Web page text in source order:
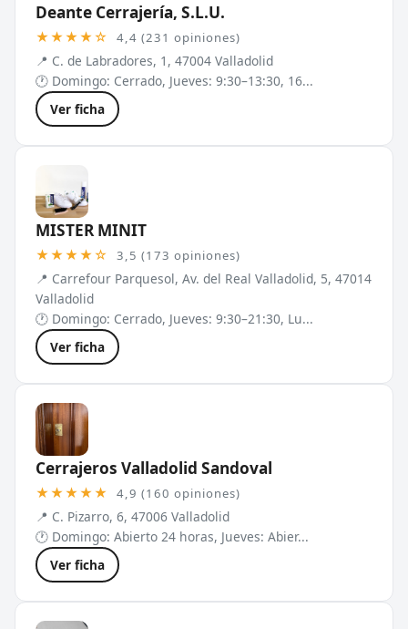
Deante Cerrajería, S.L.U.
★★★★☆ 4,4 (231 opiniones)
📍 C. de Labradores, 1, 47004 Valladolid
🕐 Domingo: Cerrado, Jueves: 9:30–13:30, 16...
Ver ficha
MISTER MINIT
★★★★☆ 3,5 (173 opiniones)
📍 Carrefour Parquesol, Av. del Real Valladolid, 5, 47014
Valladolid
🕐 Domingo: Cerrado, Jueves: 9:30–21:30, Lu...
Ver ficha
Cerrajeros Valladolid Sandoval
★★★★★ 4,9 (160 opiniones)
📍 C. Pizarro, 6, 47006 Valladolid
🕐 Domingo: Abierto 24 horas, Jueves: Abier...
Ver ficha